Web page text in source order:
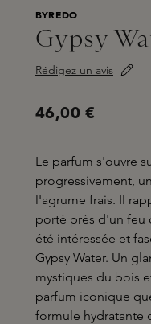
BYREDO
Gypsy
Rédigez un avis
46,00 €
Le parfum s'ouvre
progressivement,
l'agrume frais. Il
porté près d'un feu
été intéressée et
Gypsy Water. Un
mystiques du bois
parfum iconique
formule hydratante